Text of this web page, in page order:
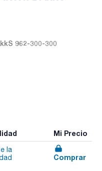
962-300-300
Mi Precio
la
Comprar